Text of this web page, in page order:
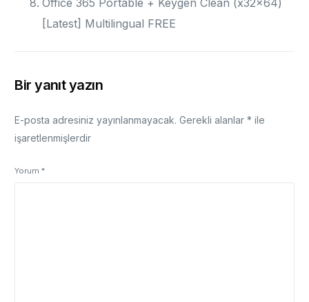
Office 365 Portable + Keygen Clean (x32x64)
[Latest] Multilingual FREE
Bir yanıt yazın
E-posta adresiniz yayınlanmayacak. Gerekli alanlar* ile
işaretlenmişlerdir
Yorum*